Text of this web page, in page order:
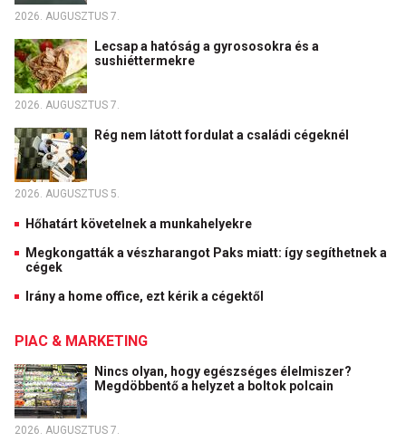
2026. AUGUSZTUS 7.
Lecsap a hatóság a gyrososokra és a
sushiéttermekre
2026. AUGUSZTUS 7.
Rég nem látott fordulat a családi cégeknél
2026. AUGUSZTUS 5.
Hőhatárt követelnek a munkahelyekre
Megkongatták a vészharangot Paks miatt: így segíthetnek a
cégek
Irány a home office, ezt kérik a cégektől
PIAC & MARKETING
Nincs olyan, hogy egészséges élelmiszer?
Megdöbbentő a helyzet a boltok polcain
2026. AUGUSZTUS 7.